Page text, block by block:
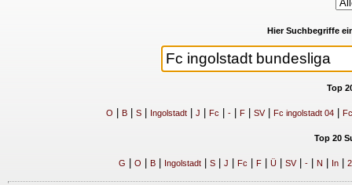
Hier Suchbegriffe
Top
O B| S| Ingolstadt| J Fc -| F| SV| Fc ingolstadt 04|
Top 20
G O B| Ingolstadt| S| J Fc F| Ü| SV| -| N In| 2